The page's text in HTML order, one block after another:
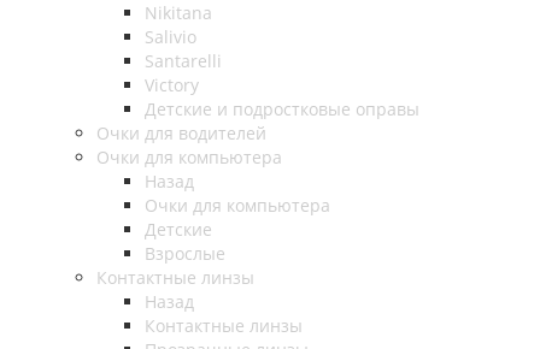
Nikitana
Salivio
Santarelli
Victory
Детские и подростковые оправы
Очки для водителей
Очки для компьютера
Назад
Очки для компьютера
Детские
Взрослые
Контактные линзы
Назад
Контактные линзы